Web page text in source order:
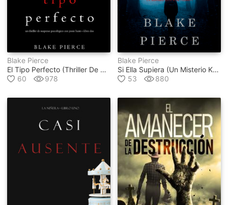
Blake Pierce
El Tipo Perfecto (thriller De Suspense Psicológico Con Jessie Hunt – Libro Dos)
60
978
Blake Pierce
Si Ella Supiera (un Misterio Kate Wise – Libro 1)
53
880